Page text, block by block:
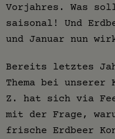
Vorjahres. Was
saisonal! Und
und Januar nun
Bereits letztes
Thema bei unserer
Z. hat sich via
mit der Frage,
frische Erdbeer